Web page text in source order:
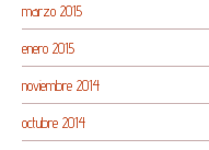
marzo 2015
enero 2015
noviembre 2014
octubre 2014